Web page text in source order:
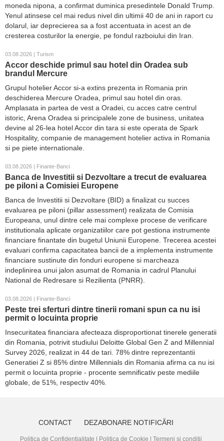
moneda nipona, a confirmat duminica presedintele Donald Trump.
Yenul atinsese cel mai redus nivel din ultimii 40 de ani in raport cu
dolarul, iar deprecierea sa a fost accentuata in acest an de
cresterea costurilor la energie, pe fondul razboiului din Iran.
03.08.2026 | Turism
Accor deschide primul sau hotel din Oradea sub
brandul Mercure
Grupul hotelier Accor si-a extins prezenta in Romania prin
deschiderea Mercure Oradea, primul sau hotel din oras.
Amplasata in partea de vest a Oradei, cu acces catre centrul
istoric, Arena Oradea si principalele zone de business, unitatea
devine al 26-lea hotel Accor din tara si este operata de Spark
Hospitality, companie de management hotelier activa in Romania
si pe piete internationale.
03.08.2026 | Finante-Banci
Banca de Investitii si Dezvoltare a trecut de evaluarea
pe piloni a Comisiei Europene
Banca de Investitii si Dezvoltare (BID) a finalizat cu succes
evaluarea pe piloni (pillar assessment) realizata de Comisia
Europeana, unul dintre cele mai complexe procese de verificare
institutionala aplicate organizatiilor care pot gestiona instrumente
financiare finantate din bugetul Uniunii Europene. Trecerea acestei
evaluari confirma capacitatea bancii de a implementa instrumente
financiare sustinute din fonduri europene si marcheaza
indeplinirea unui jalon asumat de Romania in cadrul Planului
National de Redresare si Rezilienta (PNRR).
03.08.2026 | Finante-Banci
Peste trei sferturi dintre tinerii romani spun ca nu isi
permit o locuinta proprie
Insecuritatea financiara afecteaza disproportionat tinerele generatii
din Romania, potrivit studiului Deloitte Global Gen Z and Millennial
Survey 2026, realizat in 44 de tari. 78% dintre reprezentantii
Generatiei Z si 85% dintre Millennials din Romania afirma ca nu isi
permit o locuinta proprie - procente semnificativ peste mediile
globale, de 51%, respectiv 40%.
CONTACT DEZABONARE NOTIFICĂRI
Politica de Confidențialitate Politica de Cookie Termeni și condiții